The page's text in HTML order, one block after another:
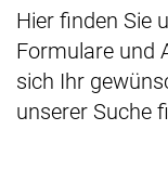
Hier finden Sie
Formulare und
sich Ihr
unserer Suche